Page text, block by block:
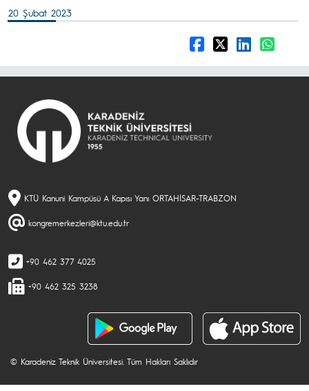
20 Şubat 2023
KTÜ Kanuni Kampüsü A Kapısı Yanı ORTAHİSAR-TRABZON
kongremerkezleri@ktu.edu.tr
+90 462 377 4025
+90 462 325 3238
© Karadeniz Teknik Üniversitesi. Tüm Hakları Saklıdır